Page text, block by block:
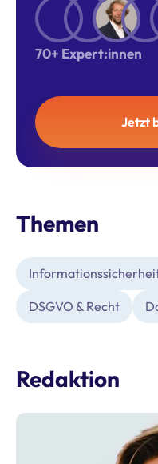
70+ Expert:innen
Jetzt
Themen
DSGVO & Recht
Redaktion